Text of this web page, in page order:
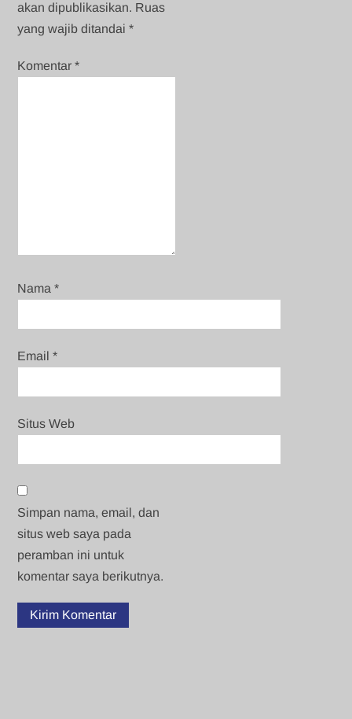
akan dipublikasikan. Ruas
yang wajib ditandai*
Komentar*
Nama*
Email*
Situs Web
Simpan nama, email, dan
situs web saya pada
peramban ini untuk
komentar saya berikutnya.